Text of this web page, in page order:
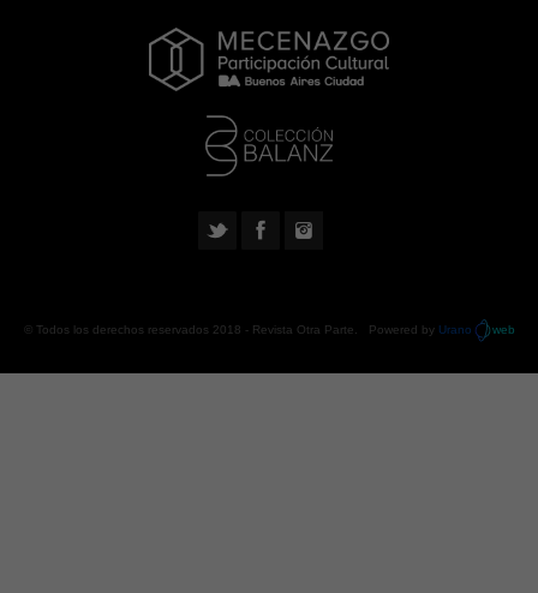
© Todos los derechos reservados 2018 - Revista Otra Parte . Powered by Urano web